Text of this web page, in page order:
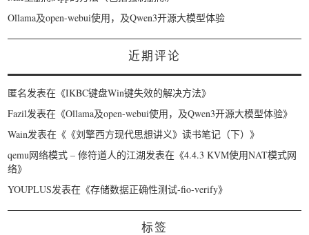
Ollama及open-webui使用，及Qwen3开源大模型体验
近期评论
匿名发表在《IKBC键盘Win键失效的解决方法》
Fazil发表在《Ollama及open-webui使用，及Qwen3开源大模型体验》
Wain发表在《 《刘擎西方现代思想讲义》读书笔记（下）》
qemu网络模式 – 修符道人的江湖发表在《4.4.3 KVM使用NAT模式网
络》
YOUPLUS发表在《存储数据正确性测试-fio-verify》
标签